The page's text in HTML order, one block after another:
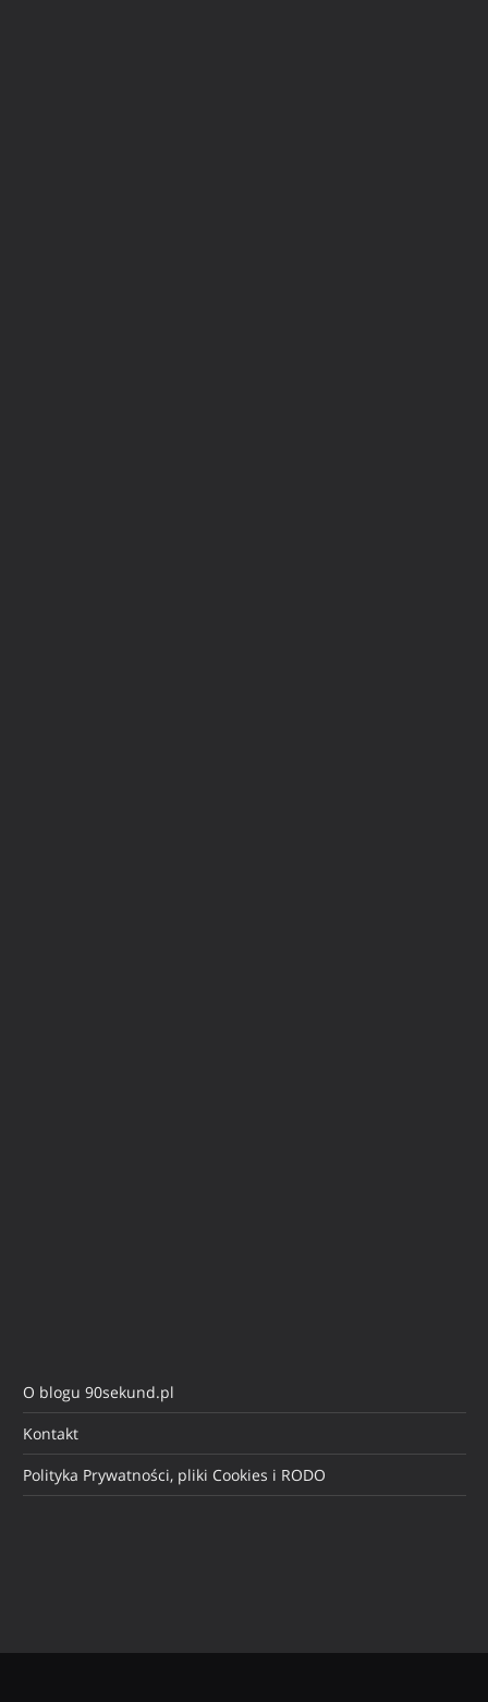
O blogu 90sekund.pl
Kontakt
Polityka Prywatności, pliki Cookies i RODO